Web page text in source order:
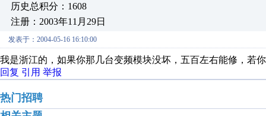
历史总积分：1608
注册：2003年11月29日
发表于：2004-05-16 16:10:00
我是浙江的，如果你那几台变频模块没坏，五百左右能修，若
回复 引用 举报
热门招聘